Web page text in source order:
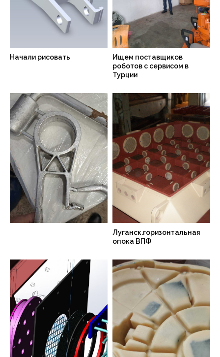
Начали рисовать
Ищем поставщиков
роботов с сервисом в
Турции
Луганск.горизонтальная
опока ВПФ